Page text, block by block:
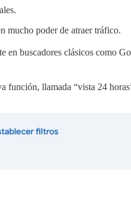
mucho poder de atraer tráfico.
en buscadores clásicos como
función, llamada “vista 24